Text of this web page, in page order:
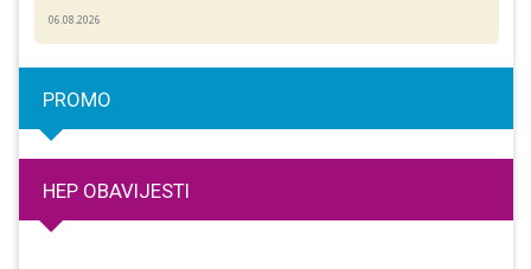
06.08.2026
PROMO
HEP OBAVIJESTI